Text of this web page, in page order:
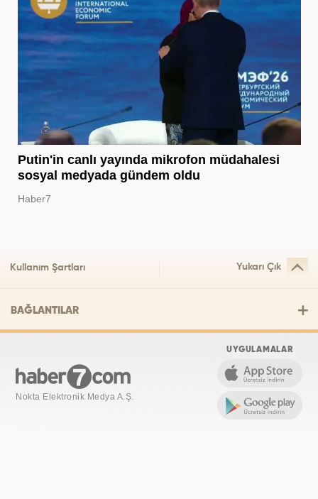
Putin'in canlı yayında mikrofon müdahalesi
sosyal medyada gündem oldu
Haber7
Kullanım Şartları Yukarı Çık
BAĞLANTILAR
Nokta Elektronik Medya A.Ş.
UYGULAMALAR